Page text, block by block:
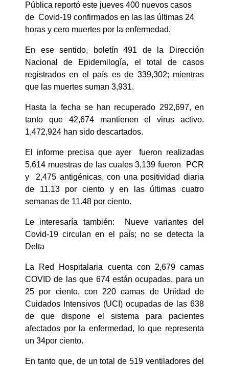
Pública reportó este jueves 400 nuevos casos
de Covid-19 confirmados en las las últimas 24
horas y cero muertes por la enfermedad.
En ese sentido, boletín 491 de la Dirección
Nacional de Epidemilogía, el total de casos
registrados en el país es de 339,302; mientras
que las muertes suman 3,931.
Hasta la fecha se han recuperado 292,697, en
tanto que 42,674 mantienen el virus activo.
1,472,924 han sido descartados.
El informe precisa que ayer fueron realizadas
5,614 muestras de las cuales 3,139 fueron PCR
y 2,475 antigénicas, con una positividad diaria
de 11.13 por ciento y en las últimas cuatro
semanas de 11.48 por ciento.
Le interesaría también: Nueve variantes del
Covid-19 circulan en el país; no se detecta la
Delta
La Red Hospitalaria cuenta con 2,679 camas
COVID de las que 674 están ocupadas, para un
25 por ciento, con 220 camas de Unidad de
Cuidados Intensivos (UCI) ocupadas de las 638
de que dispone el sistema para pacientes
afectados por la enfermedad, lo que representa
un 34por ciento.
En tanto que, de un total de 519 ventiladores del